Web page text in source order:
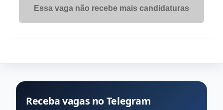
Essa vaga não recebe mais candidaturas
Receba vagas no Telegram